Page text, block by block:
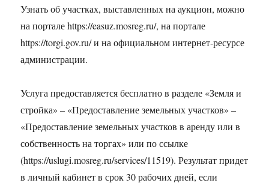
Узнать об участках, выставленных на аукцион, можно
на портале https://easuz.mosreg.ru/, на портале
https://torgi.gov.ru/ и на официальном интернет-ресурсе
администрации.
Услуга предоставляется бесплатно в разделе «Земля и
стройка» – «Предоставление земельных участков» –
«Предоставление земельных участков в аренду или в
собственность на торгах» или по ссылке
(https://uslugi.mosreg.ru/services/11519). Результат придет
в личный кабинет в срок 30 рабочих дней, если